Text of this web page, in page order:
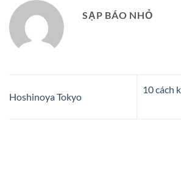
SẠP BÁO NHỎ
Hoshinoya Tokyo
10 cách